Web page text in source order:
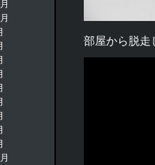
部屋から脱走